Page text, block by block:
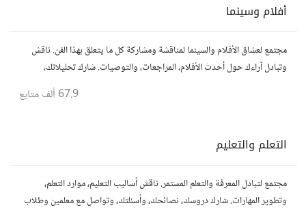
أفلام وسينما
مجتمع لعشاق الأفلام والسينما لمناقشة ومشاركة كل ما يتعلق بهذا الفن. ناقش
وتبادل آراءك حول أحدث الأفلام، المراجعات، والتوصيات. شارك تحليلاتك،
قصصك، واستمتع بنقاشات حول الأفلام والمخرجين والسيناريوهات.
67.9 ألف متابع
التعلم والتعليم
مجتمع لتبادل المعرفة والتعلم المستمر. ناقش أساليب التعليم، موارد التعلم،
وتطوير المهارات. شارك دروسك، نصائحك، وأسئلتك، وتواصل مع معلمين وطلاب